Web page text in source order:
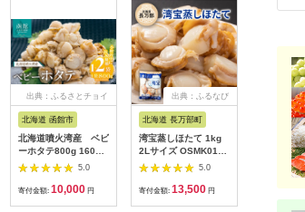
出典：ふるさとチョイ
北海道 函館市
北海道噴火湾産 ベビ
ーホタテ800g 1600g
北海道 噴火湾産 ボイ
ル ベビーホタテ 選べ
る 内容量 1パック 2
5.0
寄付金額: 10,000 円
出典：ふるなび
北海道 長万部町
湾宝蒸しほたて 1kg
2Lサイズ OSMK018 |
ほたて
5.0
寄付金額: 13,500 円
出
北海道 根
＼漁業者
海道根室
柱真空パ
寄付金額: